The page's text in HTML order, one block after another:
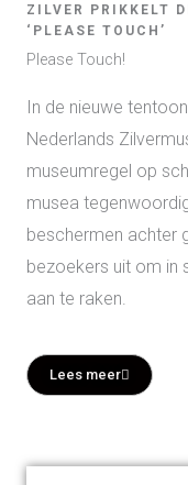
ZILVER PRIKKELT
‘PLEASE TOUCH’
Please Touch!
In de nieuwe
Nederlands
museumregel op
musea
beschermen achter
bezoekers uit om in
aan te raken.
Lees meer